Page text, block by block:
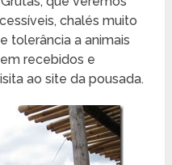
chalés muito
tolerância a animais
recebidos e
ao site da pousada.